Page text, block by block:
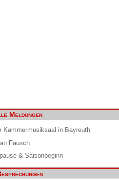
Meldungen
Kammermusiksaal in Bayreuth
Fausch
& Saisonbeginn